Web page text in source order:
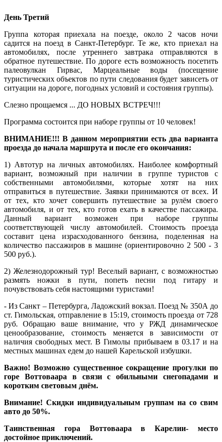
День Третий
Группа которая приехала на поезде, около 2 часов ночи
садится на поезд в Санкт-Петербург. Те же, кто приехал на
автомобилях, после утреннего завтрака отправляются в
обратное путешествие. По дороге есть возможность посетить
палеовулкан Гирвас, Марцеальные воды (посещение
туристических объектов по пути следования будет зависеть от
ситуации на дороге, погодных условий и состояния группы).
Слезно прощаемся ... ДО НОВЫХ ВСТРЕЧ!!!
Программа состоится при наборе группы от 10 человек!
ВНИМАНИЕ!!! В данном мероприятии есть два варианта
проезда до начала маршрута и после его окончания:
1) Автотур на личных автомобилях. Наиболее комфортный
вариант, возможный при наличии в группе туристов с
собственными автомобилями, которые хотят на них
отправиться в путешествие. Заявки принимаются от всех. И
от тех, кто хочет совершить путешествие за рулём своего
автомобиля, и от тех, кто готов ехать в качестве пассажира.
Данный вариант возможен при наборе группы
соответствующей числу автомобилей. Стоимость проезда
составит цена израсходованного бензина, поделенная на
количество пассажиров в машине (ориентировочно 2 500 - 3
500 руб.).
2) Железнодорожный тур! Веселый вариант, с возможностью
размять ножки в пути, попеть песни под гитару и
почувствовать себя настоящими туристами!
- Из Санкт – Петербурга, Ладожский вокзал. Поезд № 350А до
ст. Гимольская, отправление в 15:19, стоимость проезда от 728
руб. Обращаю ваше внимание, что у РЖД динамическое
ценообразование, стоимость меняется в зависимости от
наличия свободных мест. В Гимолы прибываем в 03.17 и на
местных машинах едем до нашей Карельской избушки.
Важно! Возможно существенное сокращение прогулки по
горе Воттоваара в связи с обильными снегопадами и
коротким световым днём.
Внимание! Скидки индивидуальным группам на со свим
авто до 50%.
Таинственная гора Воттоваара в Карелии- место
достойное приключений.